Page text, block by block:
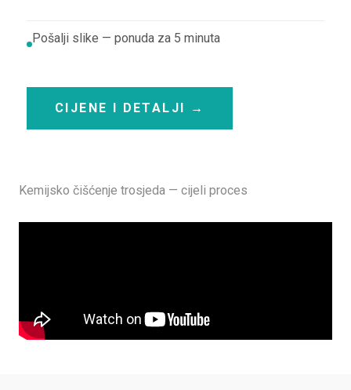
Pošalji slike — ponuda za 5 minuta
CIJENE I DETALJI →
Kemijsko čišćenje trosjeda — cijeli proces